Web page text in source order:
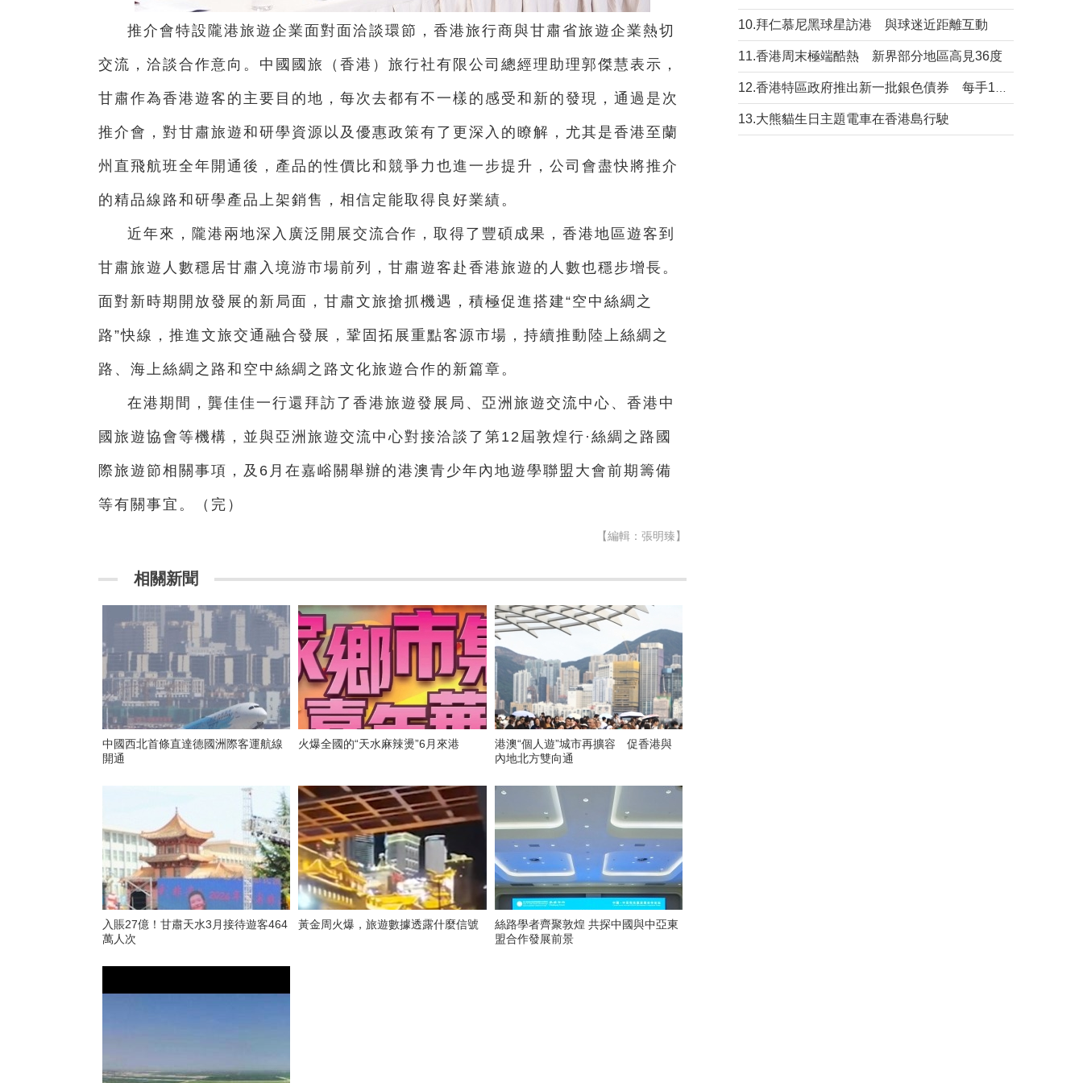
推介會特設隴港旅遊企業面對面洽談環節，香港旅行商與甘肅省旅遊企業熱切
交流，洽談合作意向。中國國旅（香港）旅行社有限公司總經理助理郭傑慧表示，
甘肅作為香港遊客的主要目的地，每次去都有不一樣的感受和新的發現，通過是次
推介會，對甘肅旅遊和研學資源以及優惠政策有了更深入的瞭解，尤其是香港至蘭
州直飛航班全年開通後，產品的性價比和競爭力也進一步提升，公司會盡快將推介
的精品線路和研學產品上架銷售，相信定能取得良好業績。
近年來，隴港兩地深入廣泛開展交流合作，取得了豐碩成果，香港地區遊客到
甘肅旅遊人數穩居甘肅入境游市場前列，甘肅遊客赴香港旅遊的人數也穩步增長。
面對新時期開放發展的新局面，甘肅文旅搶抓機遇，積極促進搭建“空中絲綢之
路”快線，推進文旅交通融合發展，鞏固拓展重點客源市場，持續推動陸上絲綢之
路、海上絲綢之路和空中絲綢之路文化旅遊合作的新篇章。
在港期間，龔佳佳一行還拜訪了香港旅遊發展局、亞洲旅遊交流中心、香港中
國旅遊協會等機構，並與亞洲旅遊交流中心對接洽談了第12屆敦煌行·絲綢之路國
際旅遊節相關事項，及6月在嘉峪關舉辦的港澳青少年內地遊學聯盟大會前期籌備
等有關事宜。（完）
【編輯：張明臻】
相關新聞
中國西北首條直達德國洲際客運航線
開通
火爆全國的“天水麻辣燙”6月來港
港澳“個人遊”城市再擴容 促香港與
內地北方雙向通
入賬27億！甘肅天水3月接待遊客464
萬人次
黃金周火爆，旅遊數據透露什麼信號
絲路學者齊聚敦煌 共探中國與中亞東
盟合作發展前景
10.拜仁慕尼黑球星訪港 與球迷近距離互動
11.香港周末極端酷熱 新界部分地區高見36度
13.大熊貓生日主題電車在香港島行駛